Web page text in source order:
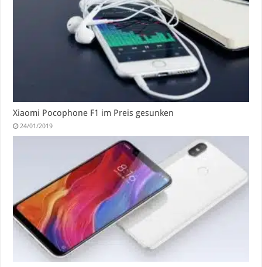
Xiaomi Pocophone F1 im Preis gesunken
24/01/2019